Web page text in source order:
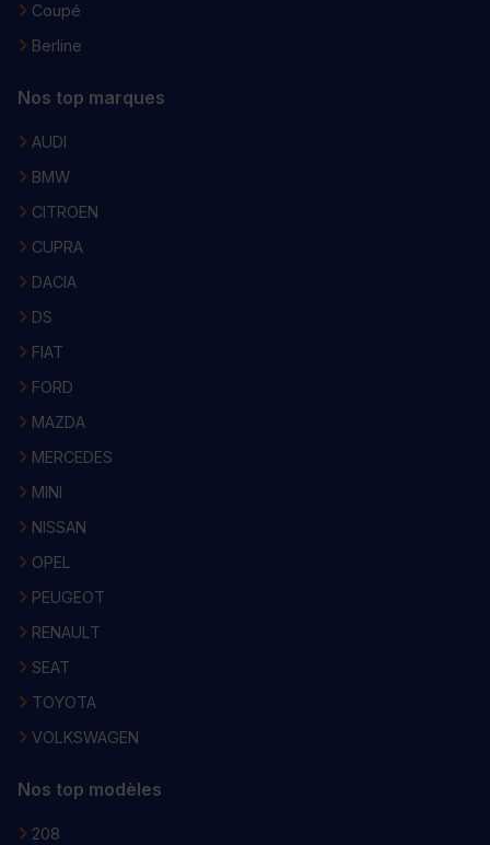
Coupé
Berline
Nos top marques
AUDI
BMW
CITROEN
CUPRA
DACIA
DS
FIAT
FORD
MAZDA
MERCEDES
MINI
NISSAN
OPEL
PEUGEOT
RENAULT
SEAT
TOYOTA
VOLKSWAGEN
Nos top modèles
208